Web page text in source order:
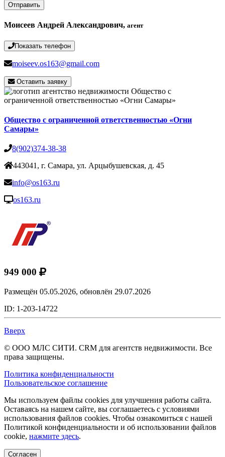
Отправить
Моисеев Андрей Александрович, агент
Показать телефон
moiseev.os163@gmail.com
Оставить заявку
Общество с ограниченной ответственностью «Огни
Самары»
8(902)374-38-38
443041, г. Самара, ул. Арцыбушевская, д. 45
info@os163.ru
os163.ru
949 000
Размещён 05.05.2026, обновлён 29.07.2026
ID: 1-203-14722
Вверх
© ООО МЛС СИТИ. CRM для агентств недвижимости. Все
права защищены.
Политика конфиденциальности
Пользовательское соглашение
Мы используем файлы cookies для улучшения работы сайта.
Оставаясь на нашем сайте, вы соглашаетесь с условиями
использования файлов cookies. Чтобы ознакомиться с нашей
Политикой конфиденциальности и об использовании файлов
cookie, нажмите здесь.
Согласен